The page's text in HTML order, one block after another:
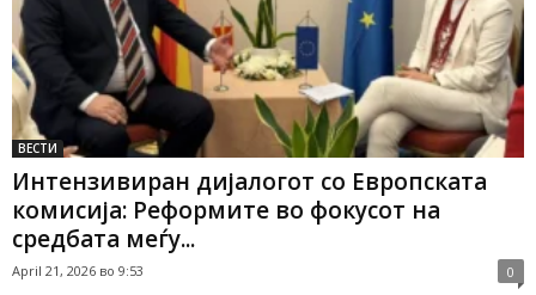
ВЕСТИ
Интензивиран дијалогот со Европската
комисија: Реформите во фокусот на
средбата меѓу...
April 21, 2026 во 9:53 0